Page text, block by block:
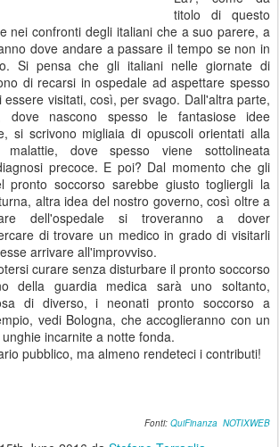
titolo di questo
nei confronti degli italiani che a suo parere, a
dove andare a passare il tempo se non in
Si pensa che gli italiani nelle giornate di
di recarsi in ospedale ad aspettare spesso
visitati, così, per svago. Dall'altra parte,
dove nascono spesso le fantasiose idee
si scrivono migliaia di opuscoli orientati alla
malattie, dove spesso viene sottolineata
precoce. E poi? Dal momento che gli
pronto soccorso sarebbe giusto togliergli la
altra idea del nostro governo, così oltre a
dell'ospedale si troveranno a dover
di trovare un medico in grado di visitarli
arrivare all'improvviso.
curare senza disturbare il pronto soccorso
della guardia medica sarà uno soltanto,
di diverso, i neonati pronto soccorso a
vedi Bologna, che accoglieranno con un
incarnite a notte fonda.
pubblico, ma almeno rendeteci i contributi!
Fonti: QuiFinanza NOTIXWEB